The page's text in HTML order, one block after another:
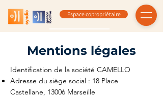
Espace copropriétaire
Mentions légales
Identification de la société CAMELLO
Adresse du siège social : 18 Place
Castellane, 13006 Marseille